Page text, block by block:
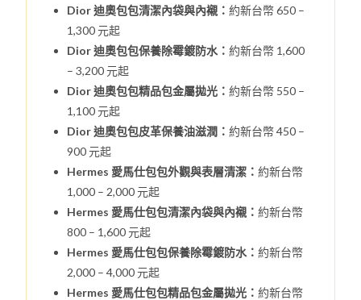
Dior 迪奧包包清潔內袋與內襯：約新台幣 650 –
1,300 元起
Dior 迪奧包包保養除霉鍍防水：約新台幣 1,600
– 3,200 元起
Dior 迪奧包包精品包金屬拋光：約新台幣 550 –
1,100 元起
Dior 迪奧包包皮革保養油滋潤：約新台幣 450 –
900 元起
Hermes 愛馬仕包包外觀與表層清潔：約新台幣
1,000 – 2,000 元起
Hermes 愛馬仕包包清潔內袋與內襯：約新台幣
800 – 1,600 元起
Hermes 愛馬仕包包保養除霉鍍防水：約新台幣
2,000 – 4,000 元起
Hermes 愛馬仕包包精品包金屬拋光：約新台幣